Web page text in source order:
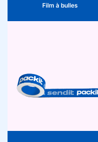
Film à bulles
Adhérence forte pour chaque
tâche. Notre ruban adhésif est